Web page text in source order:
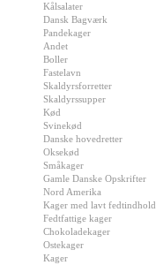
Kålsalater
Dansk Bagværk
Pandekager
Andet
Boller
Fastelavn
Skaldyrsforretter
Skaldyrssupper
Kød
Svinekød
Danske hovedretter
Oksekød
Småkager
Gamle Danske Opskrifter
Nord Amerika
Kager med lavt fedtindhold
Fedtfattige kager
Chokoladekager
Ostekager
Kager